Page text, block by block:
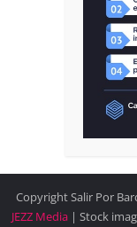
Copyright Salir Por
JEZZ Media | Stock